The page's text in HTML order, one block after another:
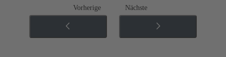
Vorherige Nächste